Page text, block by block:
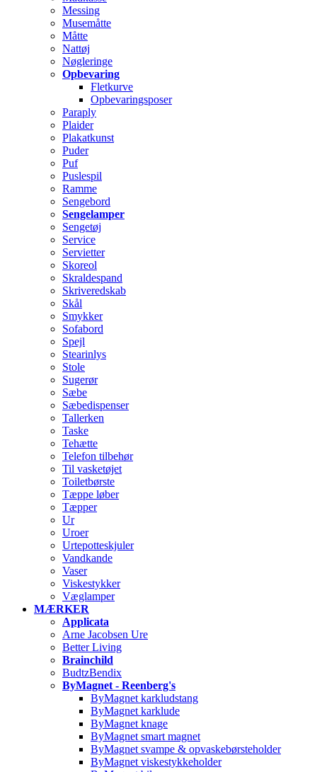
Messing
Musemåtte
Måtte
Nattøj
Nøgleringe
Opbevaring
Fletkurve
Opbevaringsposer
Paraply
Plaider
Plakatkunst
Puder
Puf
Puslespil
Ramme
Sengebord
Sengelamper
Sengetøj
Service
Servietter
Skoreol
Skraldespand
Skriveredskab
Skål
Smykker
Sofabord
Spejl
Stearinlys
Stole
Sugerør
Sæbe
Sæbedispenser
Tallerken
Taske
Tehætte
Telefon tilbehør
Til vasketøjet
Toiletbørste
Tæppe løber
Tæpper
Ur
Uroer
Urtepotteskjuler
Vandkande
Vaser
Viskestykker
Væglamper
MÆRKER
Applicata
Arne Jacobsen Ure
Better Living
Brainchild
BudtzBendix
ByMagnet - Reenberg's
ByMagnet karkludstang
ByMagnet karklude
ByMagnet knage
ByMagnet smart magnet
ByMagnet svampe & opvaskebørsteholder
ByMagnet viskestykkeholder